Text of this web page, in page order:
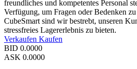
freundliches und kompetentes Personal
Verfügung, um Fragen oder Bedenken
CubeSmart sind wir bestrebt, unseren
stressfreies Lagererlebnis zu bieten.
Verkaufen Kaufen
BID 0.0000
ASK 0.0000